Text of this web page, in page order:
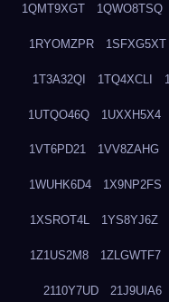
1QMT9XGT 1QWO8TSQ
1RYOMZPR 1SFXG5XT
1T3A32QI 1TQ4XCLI
1UTQO46Q 1UXXH5X4
1VT6PD21 1VV8ZAHG
1WUHK6D4 1X9NP2FS
1XSROT4L 1YS8YJ6Z
1Z1US2M8 1ZLGWTF7
2110Y7UD 21J9UIA6